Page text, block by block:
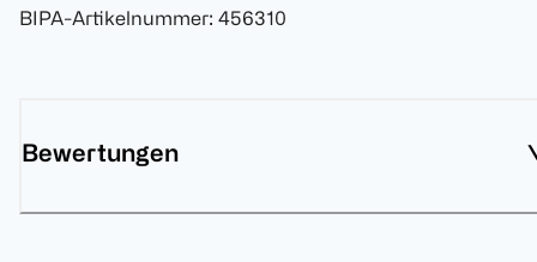
BIPA-Artikelnummer: 456310
Bewertungen